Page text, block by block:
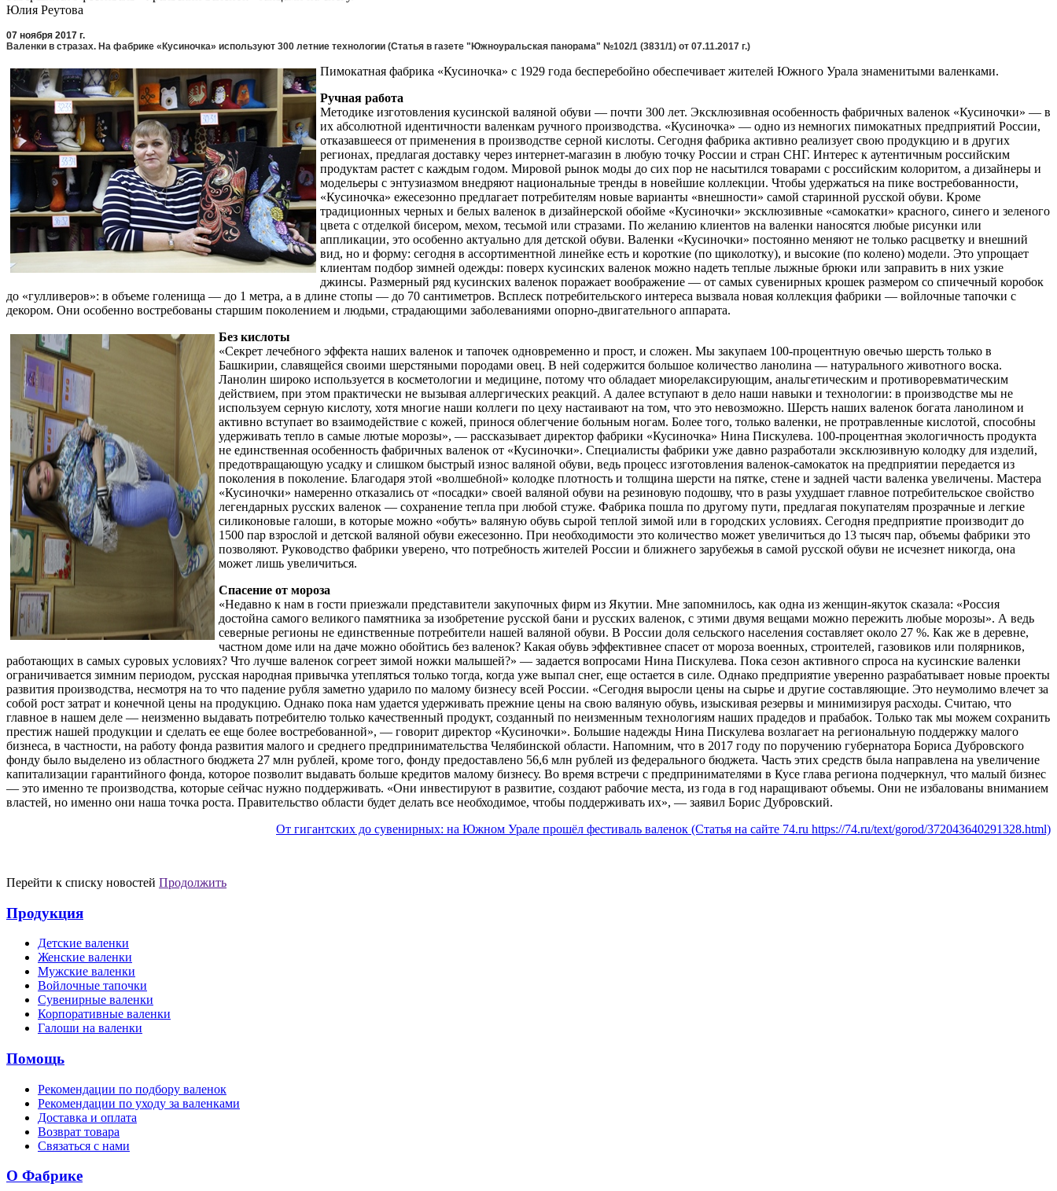
Юлия Реутова
07 ноября 2017 г.
Валенки в стразах. На фабрике «Кусиночка» используют 300 летние технологии (Статья в газете "Южноуральская панорама" №102/1 (3831/1) от 07.11.2017 г.)
Пимокатная фабрика «Кусиночка» с 1929 года бесперебойно обеспечивает жителей Южного Урала знаменитыми валенками.
Ручная работа
Методике изготовления кусинской валяной обуви — почти 300 лет. Эксклюзивная особенность фабричных валенок «Кусиночки» — в
их абсолютной идентичности валенкам ручного производства. «Кусиночка» — одно из немногих пимокатных предприятий России,
отказавшееся от применения в производстве серной кислоты. Сегодня фабрика активно реализует свою продукцию и в других
регионах, предлагая доставку через интернет-магазин в любую точку России и стран СНГ. Интерес к аутентичным российским
продуктам растет с каждым годом. Мировой рынок моды до сих пор не насытился товарами с российским колоритом, а дизайнеры и
модельеры с энтузиазмом внедряют национальные тренды в новейшие коллекции. Чтобы удержаться на пике востребованности,
«Кусиночка» ежесезонно предлагает потребителям новые варианты «внешности» самой старинной русской обуви. Кроме
традиционных черных и белых валенок в дизайнерской обойме «Кусиночки» эксклюзивные «самокатки» красного, синего и зеленого
цвета с отделкой бисером, мехом, тесьмой или стразами. По желанию клиентов на валенки наносятся любые рисунки или
аппликации, это особенно актуально для детской обуви. Валенки «Кусиночки» постоянно меняют не только расцветку и внешний
вид, но и форму: сегодня в ассортиментной линейке есть и короткие (по щиколотку), и высокие (по колено) модели. Это упрощает
клиентам подбор зимней одежды: поверх кусинских валенок можно надеть теплые лыжные брюки или заправить в них узкие
джинсы. Размерный ряд кусинских валенок поражает воображение — от самых сувенирных крошек размером со спичечный коробок
до «гулливеров»: в объеме голенища — до 1 метра, а в длине стопы — до 70 сантиметров. Всплеск потребительского интереса вызвала новая коллекция фабрики — войлочные тапочки с
декором. Они особенно востребованы старшим поколением и людьми, страдающими заболеваниями опорно-двигательного аппарата.
Без кислоты
«Секрет лечебного эффекта наших валенок и тапочек одновременно и прост, и сложен. Мы закупаем 100-процентную овечью шерсть только в
Башкирии, славящейся своими шерстяными породами овец. В ней содержится большое количество ланолина — натурального животного воска.
Ланолин широко используется в косметологии и медицине, потому что обладает миорелаксирующим, анальгетическим и противоревматическим
действием, при этом практически не вызывая аллергических реакций. А далее вступают в дело наши навыки и технологии: в производстве мы не
используем серную кислоту, хотя многие наши коллеги по цеху настаивают на том, что это невозможно. Шерсть наших валенок богата ланолином и
активно вступает во взаимодействие с кожей, принося облегчение больным ногам. Более того, только валенки, не протравленные кислотой, способны
удерживать тепло в самые лютые морозы», — рассказывает директор фабрики «Кусиночка» Нина Пискулева. 100-процентная экологичность продукта
не единственная особенность фабричных валенок от «Кусиночки». Специалисты фабрики уже давно разработали эксклюзивную колодку для изделий,
предотвращающую усадку и слишком быстрый износ валяной обуви, ведь процесс изготовления валенок-самокаток на предприятии передается из
поколения в поколение. Благодаря этой «волшебной» колодке плотность и толщина шерсти на пятке, стене и задней части валенка увеличены. Мастера
«Кусиночки» намеренно отказались от «посадки» своей валяной обуви на резиновую подошву, что в разы ухудшает главное потребительское свойство
легендарных русских валенок — сохранение тепла при любой стуже. Фабрика пошла по другому пути, предлагая покупателям прозрачные и легкие
силиконовые галоши, в которые можно «обуть» валяную обувь сырой теплой зимой или в городских условиях. Сегодня предприятие производит до
1500 пар взрослой и детской валяной обуви ежесезонно. При необходимости это количество может увеличиться до 13 тысяч пар, объемы фабрики это
позволяют. Руководство фабрики уверено, что потребность жителей России и ближнего зарубежья в самой русской обуви не исчезнет никогда, она
может лишь увеличиться.
Спасение от мороза
«Недавно к нам в гости приезжали представители закупочных фирм из Якутии. Мне запомнилось, как одна из женщин-якуток сказала: «Россия
достойна самого великого памятника за изобретение русской бани и русских валенок, с этими двумя вещами можно пережить любые морозы». А ведь
северные регионы не единственные потребители нашей валяной обуви. В России доля сельского населения составляет около 27 %. Как же в деревне,
частном доме или на даче можно обойтись без валенок? Какая обувь эффективнее спасет от мороза военных, строителей, газовиков или полярников,
работающих в самых суровых условиях? Что лучше валенок согреет зимой ножки малышей?» — задается вопросами Нина Пискулева. Пока сезон активного спроса на кусинские валенки
ограничивается зимним периодом, русская народная привычка утепляться только тогда, когда уже выпал снег, еще остается в силе. Однако предприятие уверенно разрабатывает новые проекты
развития производства, несмотря на то что падение рубля заметно ударило по малому бизнесу всей России. «Сегодня выросли цены на сырье и другие составляющие. Это неумолимо влечет за
собой рост затрат и конечной цены на продукцию. Однако пока нам удается удерживать прежние цены на свою валяную обувь, изыскивая резервы и минимизируя расходы. Считаю, что
главное в нашем деле — неизменно выдавать потребителю только качественный продукт, созданный по неизменным технологиям наших прадедов и прабабок. Только так мы можем сохранить
престиж нашей продукции и сделать ее еще более востребованной», — говорит директор «Кусиночки». Большие надежды Нина Пискулева возлагает на региональную поддержку малого
бизнеса, в частности, на работу фонда развития малого и среднего предпринимательства Челябинской области. Напомним, что в 2017 году по поручению губернатора Бориса Дубровского
фонду было выделено из областного бюджета 27 млн рублей, кроме того, фонду предоставлено 56,6 млн рублей из федерального бюджета. Часть этих средств была направлена на увеличение
капитализации гарантийного фонда, которое позволит выдавать больше кредитов малому бизнесу. Во время встречи с предпринимателями в Кусе глава региона подчеркнул, что малый бизнес
— это именно те производства, которые сейчас нужно поддерживать. «Они инвестируют в развитие, создают рабочие места, из года в год наращивают объемы. Они не избалованы вниманием
властей, но именно они наша точка роста. Правительство области будет делать все необходимое, чтобы поддерживать их», — заявил Борис Дубровский.
От гигантских до сувенирных: на Южном Урале прошёл фестиваль валенок (Статья на сайте 74.ru https://74.ru/text/gorod/372043640291328.html)
Перейти к списку новостей Продолжить
Продукция
Детские валенки
Женские валенки
Мужские валенки
Войлочные тапочки
Сувенирные валенки
Корпоративные валенки
Галоши на валенки
Помощь
Рекомендации по подбору валенок
Рекомендации по уходу за валенками
Доставка и оплата
Возврат товара
Связаться с нами
О Фабрике